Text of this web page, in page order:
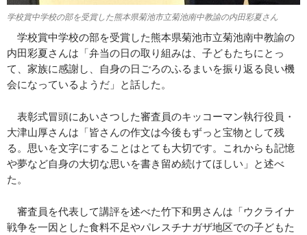
学校賞中学校の部を受賞した熊本県菊池市立菊池南中教諭の内田彩夏さん
学校賞中学校の部を受賞した熊本県菊池市立菊池南中教諭の
内田彩夏さんは「弁当の日の取り組みは、子どもたちにとっ
て、家族に感謝し、自身の日ごろのふるまいを振り返る良い機
会になっているようだ」と話した。
表彰式冒頭にあいさつした審査員のキッコーマン執行役員・
大津山厚さんは「皆さんの作文は今後もずっと宝物として残
る。思いを文字にすることはとても大切です。これからも記憶
や夢など自身の大切な思いを書き留め続けてほしい」と述べ
た。
審査員を代表して講評を述べた竹下和男さんは「ウクライナ
戦争を一因とした食料不足やパレスチナガザ地区での子どもた